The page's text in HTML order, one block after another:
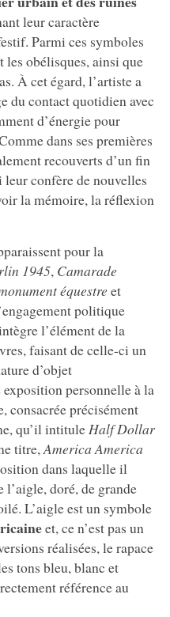
leur caractère
Parmi ces symboles
obélisques, ainsi que
À cet égard, l’artiste a
du contact quotidien avec
d’énergie pour
dans ses premières
recouverts d’un fin
confère de nouvelles
la mémoire, la réflexion
pour la
1945, Camarade
équestreet
politique
l’élément de la
faisant de celle-ci un
d’objet
personnelle à la
consacrée précisément
qu’il intituleHalf Dollar
titre,America America
dans laquelle il
l’aigle, doré, de grande
L’aigle est un symbole
et, ce n’est pas un
réalisées, le rapace
tons bleu, blanc et
référence au